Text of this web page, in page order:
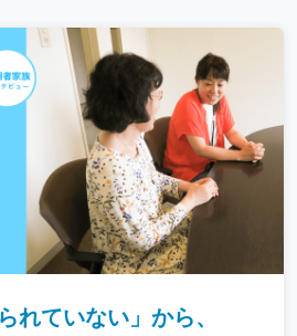
れていない」から、